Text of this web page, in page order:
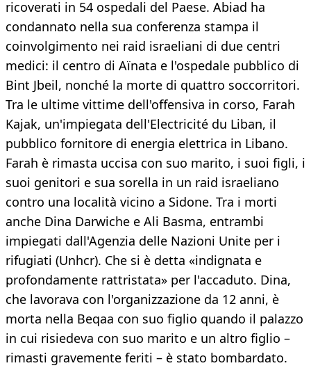
ricoverati in 54 ospedali del Paese. Abiad ha
condannato nella sua conferenza stampa il
coinvolgimento nei raid israeliani di due centri
medici: il centro di Aïnata e l'ospedale pubblico di
Bint Jbeil, nonché la morte di quattro soccorritori.
Tra le ultime vittime dell'offensiva in corso, Farah
Kajak, un'impiegata dell'Electricité du Liban, il
pubblico fornitore di energia elettrica in Libano.
Farah è rimasta uccisa con suo marito, i suoi figli, i
suoi genitori e sua sorella in un raid israeliano
contro una località vicino a Sidone. Tra i morti
anche Dina Darwiche e Ali Basma, entrambi
impiegati dall'Agenzia delle Nazioni Unite per i
rifugiati (Unhcr). Che si è detta «indignata e
profondamente rattristata» per l'accaduto. Dina,
che lavorava con l'organizzazione da 12 anni, è
morta nella Beqaa con suo figlio quando il palazzo
in cui risiedeva con suo marito e un altro figlio –
rimasti gravemente feriti – è stato bombardato.